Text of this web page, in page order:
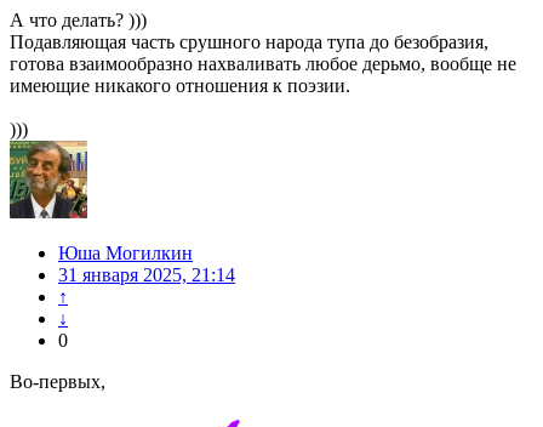
А что делать? )))
Подавляющая часть срушного народа тупа до безобразия,
готова взаимообразно нахваливать любое дерьмо, вообще не
имеющие никакого отношения к поэзии.
)))
Юша Могилкин
31 января 2025, 21:14
↑
↓
0
Во-первых,